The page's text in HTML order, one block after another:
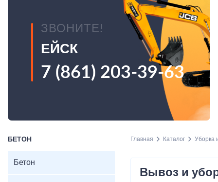
ЗВОНИТЕ!
ЕЙСК
7 (861) 203-39-63
БЕТОН
Бетон
Главная Каталог Уборка
Вывоз и